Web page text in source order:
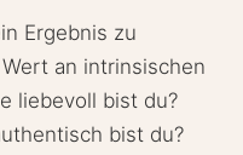
Ergebnis zu
an intrinsischen
liebevoll bist du?
bist du?